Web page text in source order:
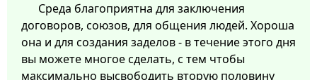
Среда благоприятна для заключения
договоров, союзов, для общения людей. Хороша
она и для создания заделов - в течение этого дня
вы можете многое сделать, с тем чтобы
максимально высвободить вторую половину